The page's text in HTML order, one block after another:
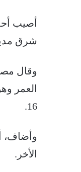
شرق
وقال
العمر
16.
وأضاف،
الأخر.